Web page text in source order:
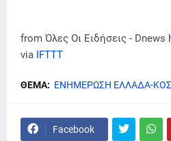
from Όλες Οι Ειδήσεις - Dnews
via IFTTT
ΘΕΜΑ: ΕΝΗΜΕΡΩΣΗ ΕΛΛΑΔΑ-
Facebook